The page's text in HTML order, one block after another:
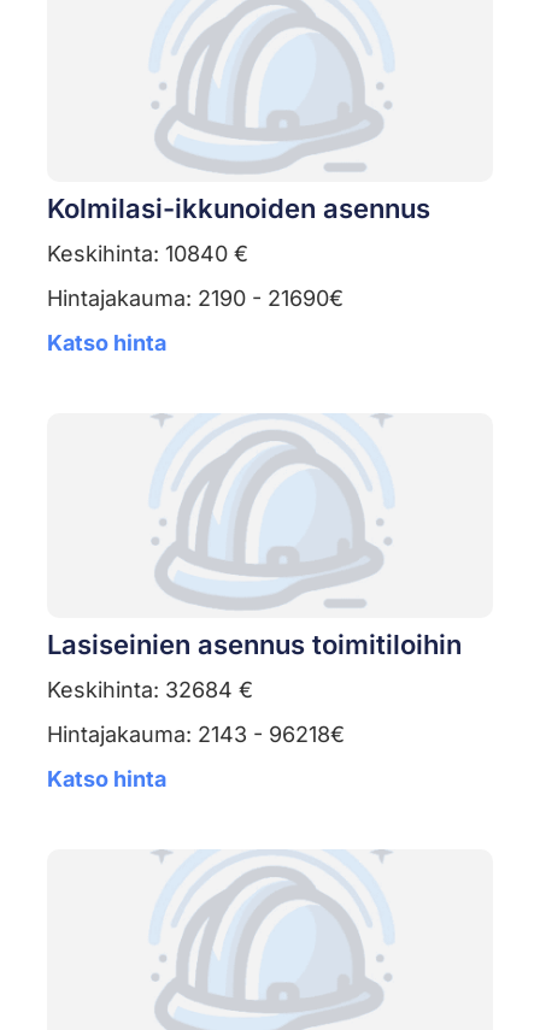
Kolmilasi-ikkunoiden asennus
Keskihinta: 10840 €
Hintajakauma: 2190 - 21690€
Katso hinta
Lasiseinien asennus toimitiloihin
Keskihinta: 32684 €
Hintajakauma: 2143 - 96218€
Katso hinta